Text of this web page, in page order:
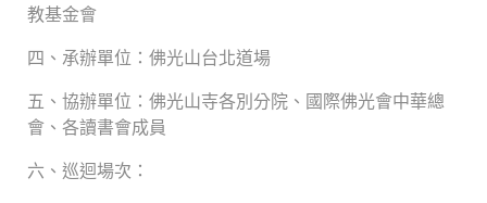
教基金會
四、承辦單位：佛光山台北道場
五、協辦單位：佛光山寺各別分院、國際佛光會中華總
會、各讀書會成員
六、巡迴場次：